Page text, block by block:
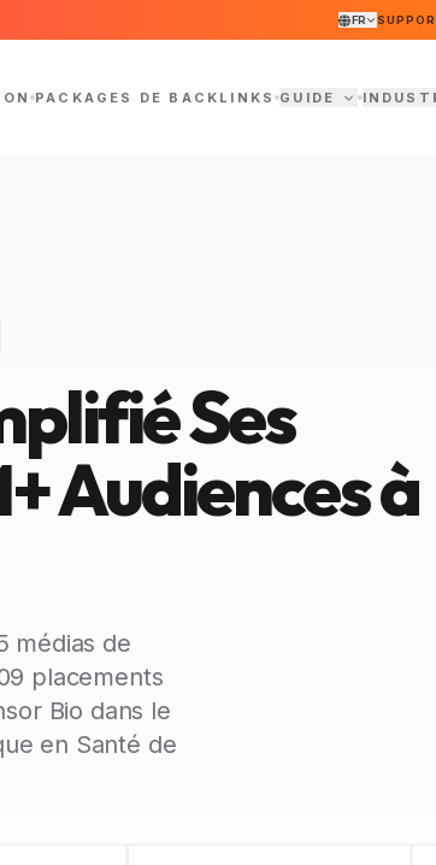
FR
PACKAGES DE BACKLINKS GUIDE
Ses
Audiences à
médias de
placements
Bio dans le
en Santé de